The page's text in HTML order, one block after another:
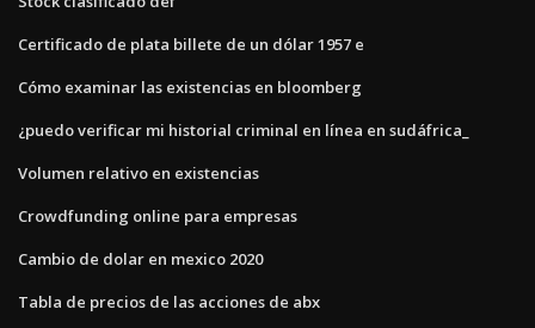
Certificado de plata billete de un dólar 1957 e
Cómo examinar las existencias en bloomberg
¿puedo verificar mi historial criminal en línea en sudáfrica_
Volumen relativo en existencias
Crowdfunding online para empresas
Cambio de dolar en mexico 2020
Tabla de precios de las acciones de abx